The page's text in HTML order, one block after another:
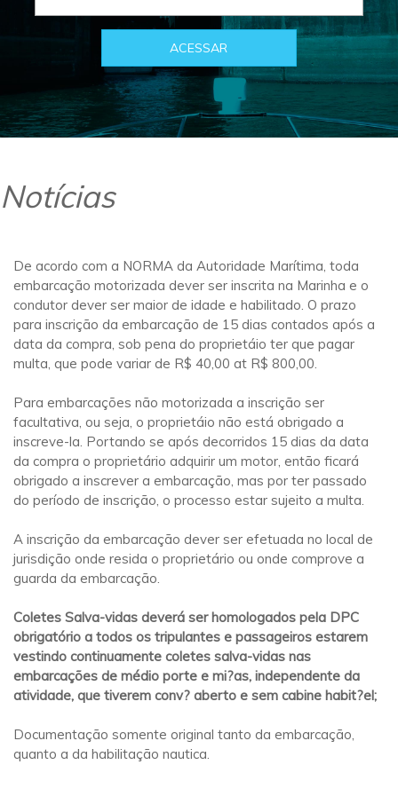
Notícias
De acordo com a NORMA da Autoridade Marítima, toda
embarcação motorizada dever ser inscrita na Marinha e o
condutor dever ser maior de idade e habilitado. O prazo
para inscrição da embarcação de 15 dias contados após a
data da compra, sob pena do proprietáio ter que pagar
multa, que pode variar de R$ 40,00 at R$ 800,00.
Para embarcações não motorizada a inscrição ser
facultativa, ou seja, o proprietáio não está obrigado a
inscreve-la. Portando se após decorridos 15 dias da data
da compra o proprietário adquirir um motor, então ficará
obrigado a inscrever a embarcação, mas por ter passado
do período de inscrição, o processo estar sujeito a multa.
A inscrição da embarcação dever ser efetuada no local de
jurisdição onde resida o proprietário ou onde comprove a
guarda da embarcação.
Coletes Salva-vidas deverá ser homologados pela DPC
obrigatório a todos os tripulantes e passageiros estarem
vestindo continuamente coletes salva-vidas nas
embarcações de médio porte e mi?as, independente da
atividade, que tiverem conv? aberto e sem cabine habit?el;
Documentação somente original tanto da embarcação,
quanto a da habilitação nautica.